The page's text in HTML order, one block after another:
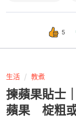
5
生活 教煮
揀蘋果貼士
蘋果 椗粗